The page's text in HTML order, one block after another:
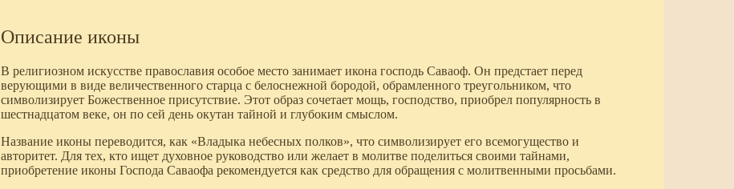
Описание иконы
В религиозном искусстве православия особое место занимает икона господь Саваоф. Он предстает перед
верующими в виде величественного старца с белоснежной бородой, обрамленного треугольником, что
символизирует Божественное присутствие. Этот образ сочетает мощь, господство, приобрел популярность в
шестнадцатом веке, он по сей день окутан тайной и глубоким смыслом.
Название иконы переводится, как «Владыка небесных полков», что символизирует его всемогущество и
авторитет. Для тех, кто ищет духовное руководство или желает в молитве поделиться своими тайнами,
приобретение иконы Господа Саваофа рекомендуется как средство для обращения с молитвенными просьбами.